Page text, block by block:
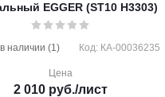
EGGER (ST10 H3303)
наличии (1) Код: КА-00036235
Цена
2 010 руб./лист